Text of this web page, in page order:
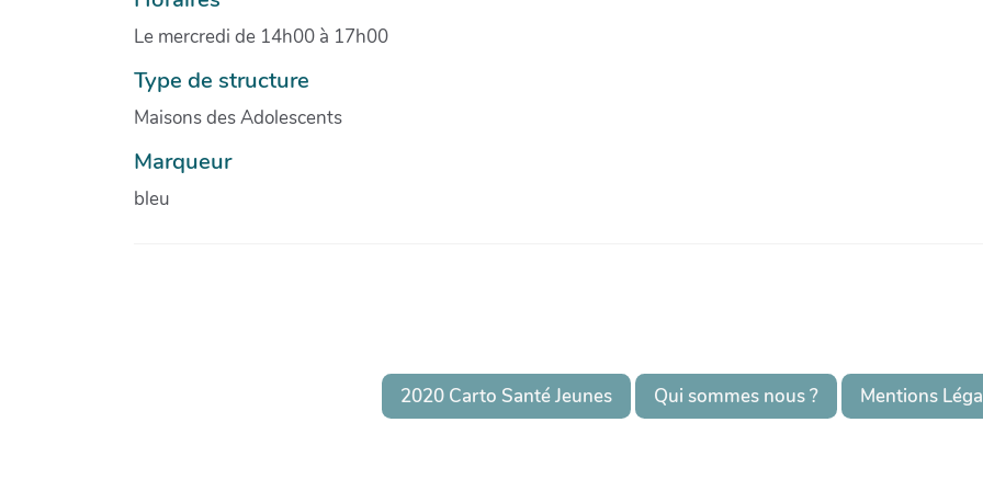
Le mercredi de 14h00 à 17h00
Type de structure
Maisons des Adolescents
Marqueur
bleu
2020 Carto Santé Jeunes Qui sommes nous ? Mentions